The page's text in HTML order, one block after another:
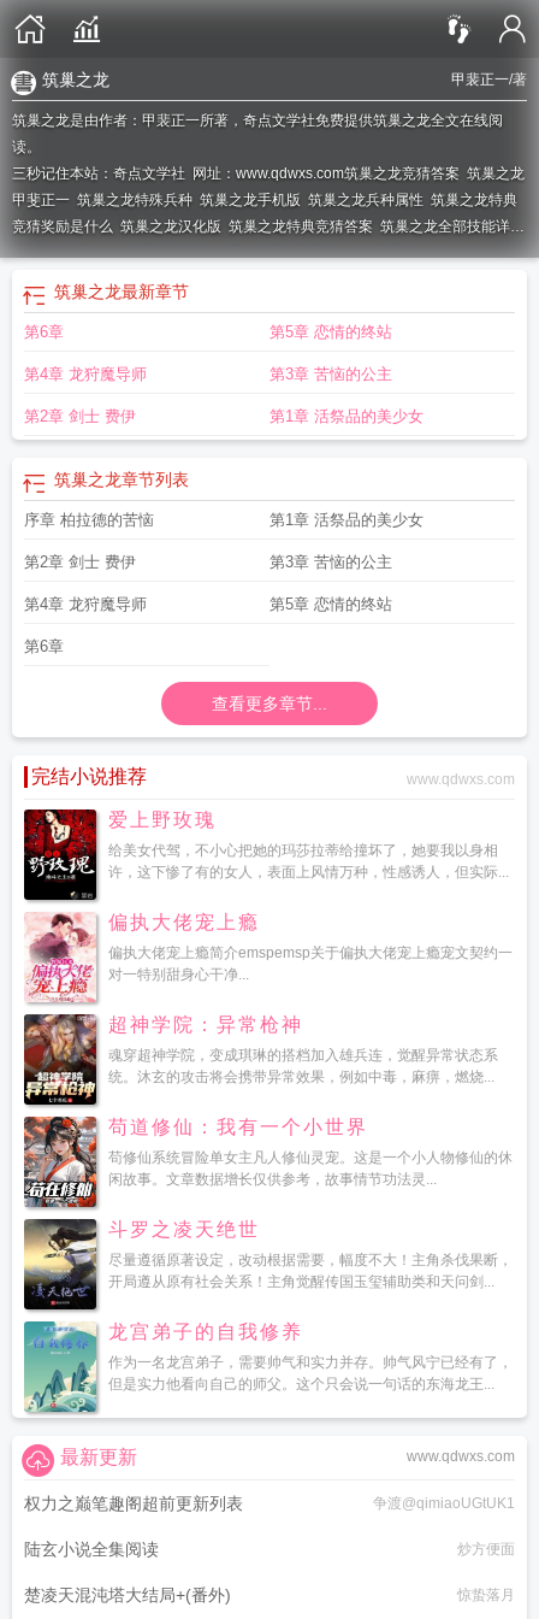
甲裴正一/著
筑巢之龙
筑巢之龙是由作者：甲裴正一所著，奇点文学社免费提供筑巢之龙全文在线阅
读。
三秒记住本站：奇点文学社 网址：www.qdwxs.com筑巢之龙竞猜答案 筑巢之龙
甲斐正一 筑巢之龙特殊兵种 筑巢之龙手机版 筑巢之龙兵种属性 筑巢之龙特典
竞猜奖励是什么 筑巢之龙汉化版 筑巢之龙特典竞猜答案 筑巢之龙全部技能详
解筑巢之龙攻略筑巢之龙技能效果筑巢之龙详细攻略筑巢之龙怎么修改金
筑巢之龙cg 筑巢之龙全cg
机汉化版
筑巢之龙最新章节
第6章 第5章 恋情的终站
第4章 龙狩魔导师 第3章 苦恼的公主
第2章 剑士 费伊 第1章 活祭品的美少女
筑巢之龙章节列表
序章 柏拉德的苦恼 第1章 活祭品的美少女
第2章 剑士 费伊 第3章 苦恼的公主
第4章 龙狩魔导师 第5章 恋情的终站
第6章
查看更多章节...
完结小说推荐 www.qdwxs.com
爱上野玫瑰
给美女代驾，不小心把她的玛莎拉蒂给撞坏了，她要我以身相
许，这下惨了有的女人，表面上风情万种，性感诱人，但实际...
偏执大佬宠上瘾
偏执大佬宠上瘾简介emspemsp关于偏执大佬宠上瘾宠文契约一
对一特别甜身心干净...
超神学院：异常枪神
魂穿超神学院，变成琪琳的搭档加入雄兵连，觉醒异常状态系
统。沐玄的攻击将会携带异常效果，例如中毒，麻痹，燃烧...
苟道修仙：我有一个小世界
苟修仙系统冒险单女主凡人修仙灵宠。这是一个小人物修仙的休
闲故事。文章数据增长仅供参考，故事情节功法灵...
斗罗之凌天绝世
尽量遵循原著设定，改动根据需要，幅度不大！主角杀伐果断，
开局遵从原有社会关系！主角觉醒传国玉玺辅助类和天问剑...
龙宫弟子的自我修养
作为一名龙宫弟子，需要帅气和实力并存。帅气风宁已经有了，
但是实力他看向自己的师父。这个只会说一句话的东海龙王...
www.qdwxs.com
最新更新
权力之巅笔趣阁超前更新列表 争渡@qimiaoUGtUK1
陆玄小说全集阅读 炒方便面
楚凌天混沌塔大结局+(番外) 惊蛰落月